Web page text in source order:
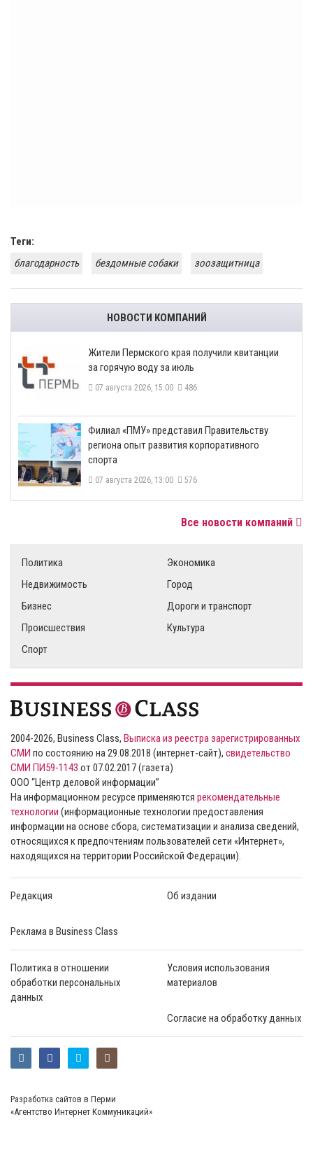
Теги:
благодарность
бездомные собаки зоозащитница
НОВОСТИ КОМПАНИЙ
​Жители Пермского края получили квитанции
за горячую воду за июль
07 августа 2026, 15:00 486
​Филиал «ПМУ» представил Правительству
региона опыт развития корпоративного
спорта
07 августа 2026, 13:00 576
Все новости компаний
Политика
Экономика
Недвижимость
Город
Бизнес
Дороги и транспорт
Происшествия
Культура
Спорт
2004-2026, Business Class, Выписка из реестра зарегистрированных
СМИ по состоянию на 29.08.2018 (интернет-сайт), свидетельство
СМИ ПИ59-1143 от 07.02.2017 (газета)
ООО “Центр деловой информации”
На информационном ресурсе применяются рекомендательные
технологии (информационные технологии предоставления
информации на основе сбора, систематизации и анализа сведений,
относящихся к предпочтениям пользователей сети «Интернет»,
находящихся на территории Российской Федерации).
Редакция Об издании
Реклама в Business Class
Политика в отношении
обработки персональных
данных
Условия использования
материалов
Согласие на обработку данных
Разработка сайтов в Перми
«Агентство Интернет Коммуникаций»